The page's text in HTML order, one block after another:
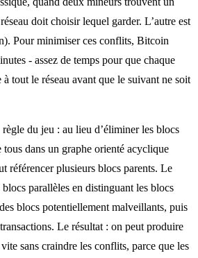
doit choisir lequel garder. L’autre est
Pour minimiser ces conflits, Bitcoin
- assez de temps pour que chaque
tout le réseau avant que le suivant ne soit
du jeu : au lieu d’éliminer les blocs
dans un graphe orienté acyclique
référencer plusieurs blocs parents. Le
parallèles en distinguant les blocs
blocs potentiellement malveillants, puis
Le résultat : on peut produire
sans craindre les conflits, parce que les